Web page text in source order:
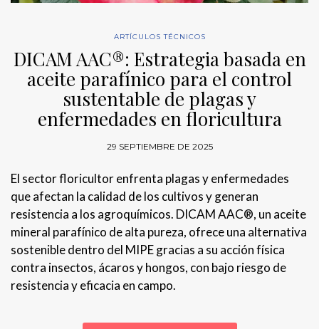
ARTÍCULOS TÉCNICOS
DICAM AAC®: Estrategia basada en
aceite parafínico para el control
sustentable de plagas y
enfermedades en floricultura
29 SEPTIEMBRE DE 2025
El sector floricultor enfrenta plagas y enfermedades
que afectan la calidad de los cultivos y generan
resistencia a los agroquímicos. DICAM AAC®, un aceite
mineral parafínico de alta pureza, ofrece una alternativa
sostenible dentro del MIPE gracias a su acción física
contra insectos, ácaros y hongos, con bajo riesgo de
resistencia y eficacia en campo.